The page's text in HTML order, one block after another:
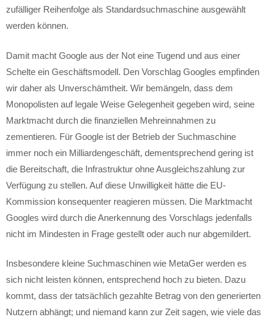
zufälliger Reihenfolge als Standardsuchmaschine ausgewählt
werden können.
Damit macht Google aus der Not eine Tugend und aus einer
Schelte ein Geschäftsmodell. Den Vorschlag Googles empfinden
wir daher als Unverschämtheit. Wir bemängeln, dass dem
Monopolisten auf legale Weise Gelegenheit gegeben wird, seine
Marktmacht durch die finanziellen Mehreinnahmen zu
zementieren. Für Google ist der Betrieb der Suchmaschine
immer noch ein Milliardengeschäft, dementsprechend gering ist
die Bereitschaft, die Infrastruktur ohne Ausgleichszahlung zur
Verfügung zu stellen. Auf diese Unwilligkeit hätte die EU-
Kommission konsequenter reagieren müssen. Die Marktmacht
Googles wird durch die Anerkennung des Vorschlags jedenfalls
nicht im Mindesten in Frage gestellt oder auch nur abgemildert.
Insbesondere kleine Suchmaschinen wie MetaGer werden es
sich nicht leisten können, entsprechend hoch zu bieten. Dazu
kommt, dass der tatsächlich gezahlte Betrag von den generierten
Nutzern abhängt; und niemand kann zur Zeit sagen, wie viele das